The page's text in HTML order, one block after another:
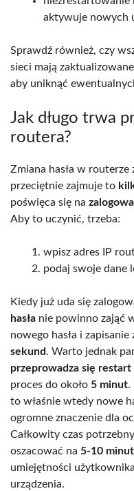
aktywuje nowych
Sprawdź również, czy
sieci mają
aby uniknąć
Jak długo trwa
routera?
Zmiana hasła w routerze
przeciętnie zajmuje to
poświęca się na
Aby to uczynić, trzeba:
wpisz adres IP
podaj swoje dane
Kiedy już uda się
hasła nie powinno zająć
nowego hasła i
sekund. Warto jednak
przeprowadza się
proces do około 5 minut.
to właśnie wtedy nowe
ogromne znaczenie dla
Całkowity czas
oszacować na 5-10 minut
umiejętności
urządzenia.